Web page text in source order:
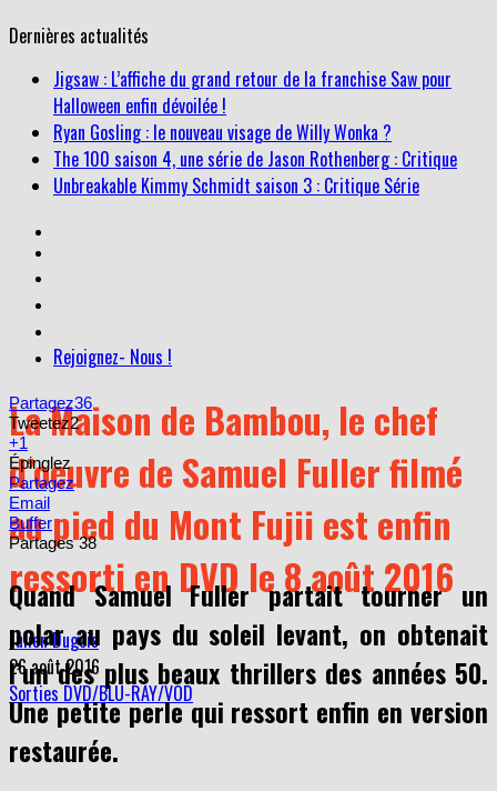
Dernières actualités
Ryan Gosling : le nouveau visage de Willy Wonka ?
The 100 saison 4, une série de Jason Rothenberg : Critique
Unbreakable Kimmy Schmidt saison 3 : Critique Série
Jigsaw : L’affiche du grand retour de la franchise Saw pour
Halloween enfin dévoilée !
Rejoignez- Nous !
La Maison de Bambou, le chef
d’oeuvre de Samuel Fuller filmé
au pied du Mont Fujii est enfin
ressorti en DVD le 8 août 2016
Julien Dugois
26 août 2016
Sorties DVD/BLU-RAY/VOD
Partagez36
Tweetez2
+1
Épinglez
Partagez
Email
Buffer
Partages38
Quand Samuel Fuller partait tourner un
polar au pays du soleil levant, on obtenait
l’un des plus beaux thrillers des années 50.
Une petite perle qui ressort enfin en version
restaurée.